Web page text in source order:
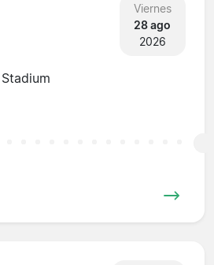
Viernes
28 ago
2026